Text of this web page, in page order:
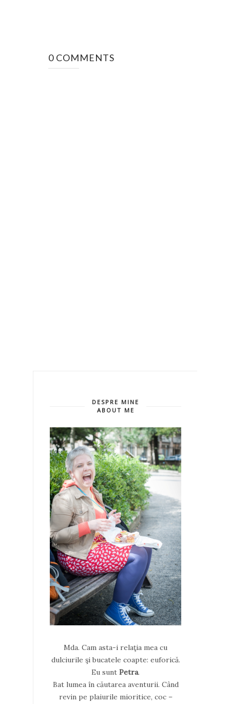
0 COMMENTS
DESPRE MINE
ABOUT ME
Mda. Cam asta-i relaţia mea cu
dulciurile şi bucatele coapte: euforică.
Eu sunt Petra.
Bat lumea în căutarea aventurii. Când
revin pe plaiurile mioritice, coc –